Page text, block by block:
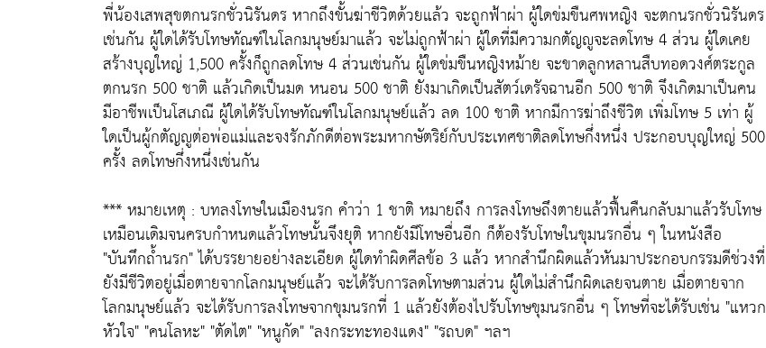
พี่น้องเสพสุขตกนรกชั่วนิรันดร หากถึงขั้นฆ่าชีวิตด้วยแล้ว จะถูกฟ้าผ่า ผู้ใดข่มขืนศพหญิง จะตกนรกชั่วนิรันดร
เช่นกัน ผู้ใดได้รับโทษทัณฑ์ในโลกมนุษย์มาแล้ว จะไม่ถูกฟ้าผ่า ผู้ใดที่มีความกตัญญูจะลดโทษ 4 ส่วน ผู้ใดเคย
สร้างบุญใหญ่ 1,500 ครั้งก็ถูกลดโทษ 4 ส่วนเช่นกัน ผู้ใดข่มขืนหญิงหม้าย จะขาดลูกหลานสืบทอดวงศ์ตระกูล
ตกนรก 500 ชาติ แล้วเกิดเป็นมด หนอน 500 ชาติ ยังมาเกิดเป็นสัตว์เดรัจฉานอีก 500 ชาติ จึงเกิดมาเป็นคน
มีอาชีพเป็นโสเภณี ผู้ใดได้รับโทษทัณฑ์ในโลกมนุษย์แล้ว ลด 100 ชาติ หากมีการฆ่าถึงชีวิต เพิ่มโทษ 5 เท่า ผู้
ใดเป็นผู้กตัญญูต่อพ่อแม่และจงรักภักดีต่อพระมหากษัตริย์กับประเทศชาติลดโทษกึ่งหนึ่ง ประกอบบุญใหญ่ 500
ครั้ง ลดโทษกึ่งหนึ่งเช่นกัน
*** หมายเหตุ : บทลงโทษในเมืองนรก คำว่า 1 ชาติ หมายถึง การลงโทษถึงตายแล้วฟื้นคืนกลับมาแล้วรับโทษ
เหมือนเดิมจนครบกำหนดแล้วโทษนั้นจึงยุติ หากยังมีโทษอื่นอีก ก็ต้องรับโทษในขุมนรกอื่น ๆ ในหนังสือ
"บันทึกถ้ำนรก" ได้บรรยายอย่างละเอียด ผู้ใดทำผิดศีลข้อ 3 แล้ว หากสำนึกผิดแล้วหันมาประกอบกรรมดีช่วงที่
ยังมีชีวิตอยู่เมื่อตายจากโลกมนุษย์แล้ว จะได้รับการลดโทษตามส่วน ผู้ใดไม่สำนึกผิดเลยจนตาย เมื่อตายจาก
โลกมนุษย์แล้ว จะได้รับการลงโทษจากขุมนรกที่ 1 แล้วยังต้องไปรับโทษขุมนรกอื่น ๆ โทษที่จะได้รับเช่น "แหวก
หัวใจ" "คนโลหะ" "ตัดไต" "หนูกัด" "ลงกระทะทองแดง" "รถบด" ฯลฯ